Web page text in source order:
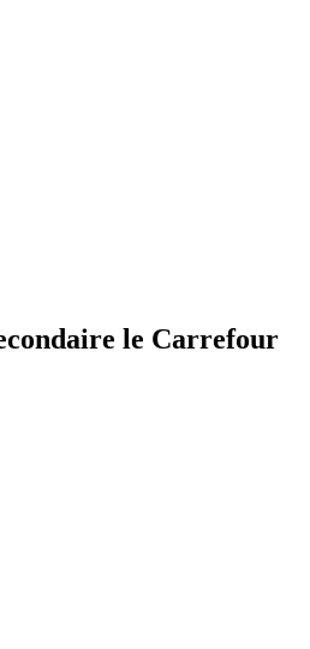
le Carrefour